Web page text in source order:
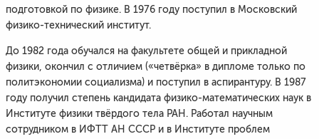
подготовкой по физике. В 1976 году поступил в Московский
физико-технический институт.
До 1982 года обучался на факультете общей и прикладной
физики, окончил с отличием («четвёрка» в дипломе только по
политэкономии социализма) и поступил в аспирантуру. В 1987
году получил степень кандидата физико-математических наук в
Институте физики твёрдого тела РАН. Работал научным
сотрудником в ИФТТ АН СССР и в Институте проблем